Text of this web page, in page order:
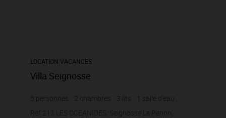
LOCATION VACANCES
Villa Seignosse
5 personnes 2 chambres 3 lits
salle d'eau
Réf 213 LES OCEANIDES, Seignosse Le Penon,